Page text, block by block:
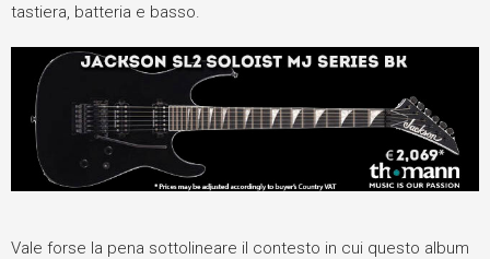
tastiera, batteria e basso.
Vale forse la pena sottolineare il contesto in cui questo album